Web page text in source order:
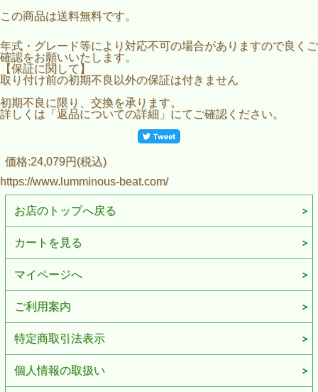
この商品は送料無料です。
年式・グレード等により対応不可の場合がありますので良くご
確認をお願いいたします。
【保証に関して】
取り付け前の初期不良以外の保証は付きません
初期不良に限り、交換を承ります。
詳しくは「返品についての詳細」にてご確認ください。
価格:24,079円(税込)
https://www.lumminous-beat.com/
お店のトップへ戻る
カートを見る
マイページへ
ご利用案内
特定商取引法表示
個人情報の取扱い